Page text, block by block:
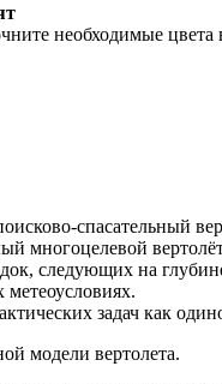
необходимые
спасательный
многоцелевой
следующих на
задач как
модели вертолета.